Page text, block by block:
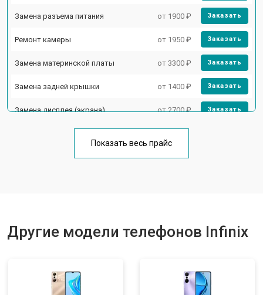
Замена разъема питания от 1900 ₽ Заказать
Ремонт камеры от 1950 ₽ Заказать
Замена материнской платы от 3300 ₽ Заказать
Замена задней крышки от 1400 ₽ Заказать
Замена дисплея (экрана) от 2700 ₽ Заказать
Замена кнопки включения от 1750 ₽
Показать весь прайс
Другие модели телефонов Infinix